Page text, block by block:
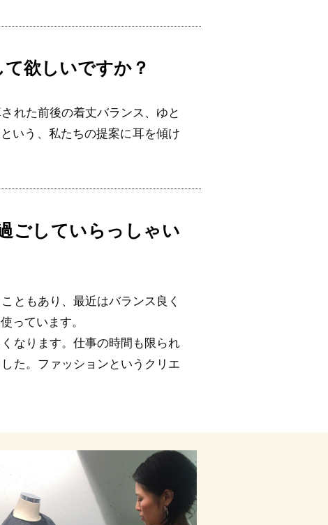
欲しいですか？
れた前後の着丈バランス、ゆと
いう、私たちの提案に耳を傾け
ごしていらっしゃい
ともあり、最近はバランス良く
っています。
なります。仕事の時間も限られ
た。ファッションというクリエ